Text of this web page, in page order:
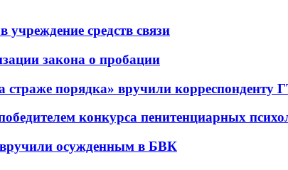
средств связи
закона о пробации
страже порядка» вручили корреспонденту
конкурса пенитенциарных
вручили осужденным в БВК